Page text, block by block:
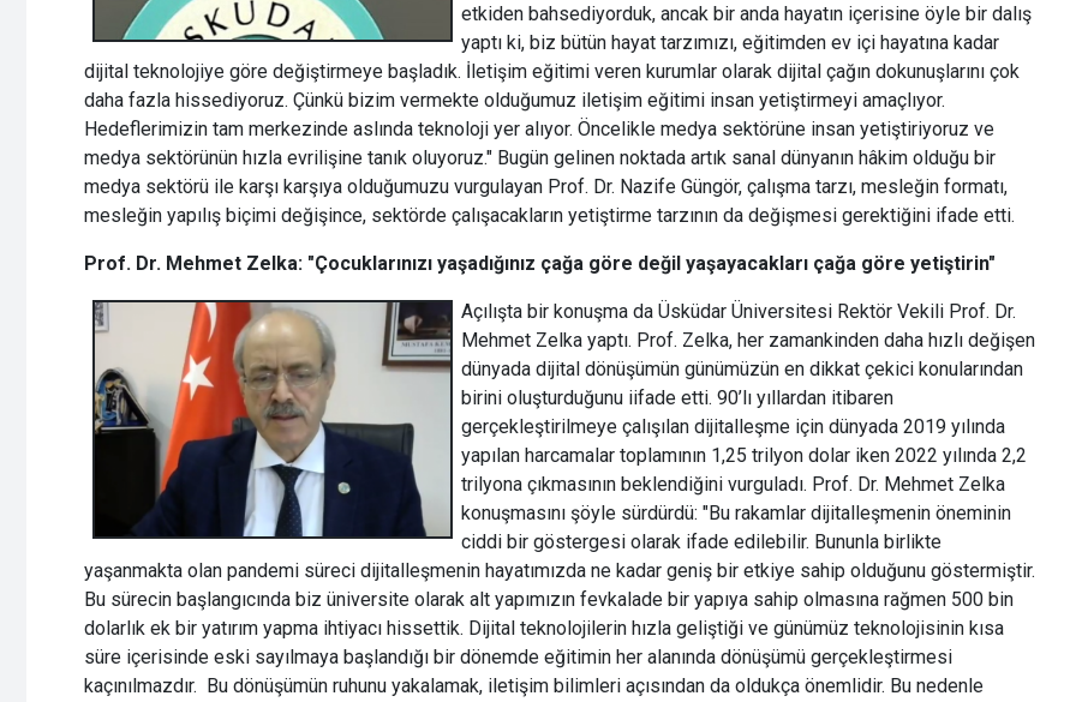
etkiden bahsediyorduk, ancak bir anda hayatın içerisine öyle bir dalış
yaptı ki, biz bütün hayat tarzımızı, eğitimden ev içi hayatına kadar
dijital teknolojiye göre değiştirmeye başladık. İletişim eğitimi veren kurumlar olarak dijital çağın dokunuşlarını çok
daha fazla hissediyoruz. Çünkü bizim vermekte olduğumuz iletişim eğitimi insan yetiştirmeyi amaçlıyor.
Hedeflerimizin tam merkezinde aslında teknoloji yer alıyor. Öncelikle medya sektörüne insan yetiştiriyoruz ve
medya sektörünün hızla evrilişine tanık oluyoruz." Bugün gelinen noktada artık sanal dünyanın hâkim olduğu bir
medya sektörü ile karşı karşıya olduğumuzu vurgulayan Prof. Dr. Nazife Güngör, çalışma tarzı, mesleğin formatı,
mesleğin yapılış biçimi değişince, sektörde çalışacakların yetiştirme tarzının da değişmesi gerektiğini ifade etti.
Prof. Dr. Mehmet Zelka: "Çocuklarınızı yaşadığınız çağa göre değil yaşayacakları çağa göre yetiştirin"
Açılışta bir konuşma da Üsküdar Üniversitesi Rektör Vekili Prof. Dr.
Mehmet Zelka yaptı. Prof. Zelka, her zamankinden daha hızlı değişen
dünyada dijital dönüşümün günümüzün en dikkat çekici konularından
birini oluşturduğunu iifade etti. 90’lı yıllardan itibaren
gerçekleştirilmeye çalışılan dijitalleşme için dünyada 2019 yılında
yapılan harcamalar toplamının 1,25 trilyon dolar iken 2022 yılında 2,2
trilyona çıkmasının beklendiğini vurguladı. Prof. Dr. Mehmet Zelka
konuşmasını şöyle sürdürdü: "Bu rakamlar dijitalleşmenin öneminin
ciddi bir göstergesi olarak ifade edilebilir. Bununla birlikte
yaşanmakta olan pandemi süreci dijitalleşmenin hayatımızda ne kadar geniş bir etkiye sahip olduğunu göstermiştir.
Bu sürecin başlangıcında biz üniversite olarak alt yapımızın fevkalade bir yapıya sahip olmasına rağmen 500 bin
dolarlık ek bir yatırım yapma ihtiyacı hissettik. Dijital teknolojilerin hızla geliştiği ve günümüz teknolojisinin kısa
süre içerisinde eski sayılmaya başlandığı bir dönemde eğitimin her alanında dönüşümü gerçekleştirmesi
kaçınılmazdır. Bu dönüşümün ruhunu yakalamak, iletişim bilimleri açısından da oldukça önemlidir. Bu nedenle